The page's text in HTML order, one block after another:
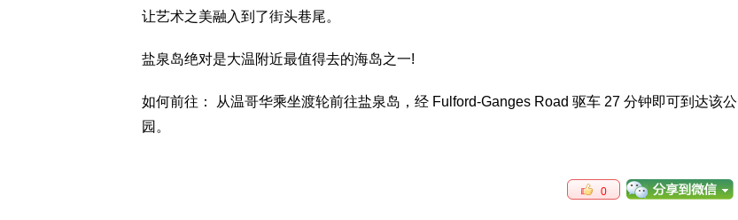
让艺术之美融入到了街头巷尾。
盐泉岛绝对是大温附近最值得去的海岛之一!
如何前往： 从温哥华乘坐渡轮前往盐泉岛，经 Fulford-Ganges Road 驱车 27 分钟即可到达该公
园。
0